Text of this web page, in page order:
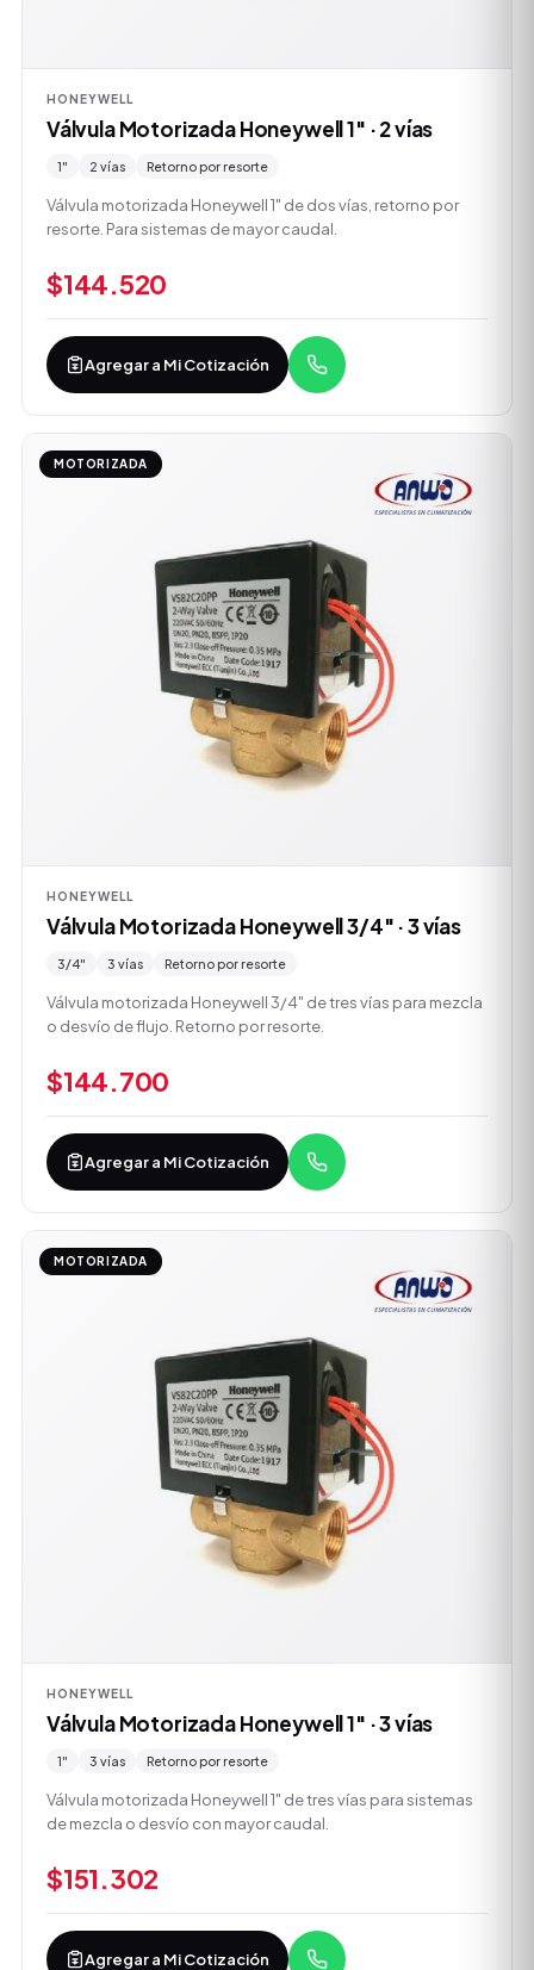
HONEYWELL
Válvula Motorizada Honeywell 1" · 2 vías
1" 2 vías Retorno por resorte
Válvula motorizada Honeywell 1" de dos vías, retorno por
resorte. Para sistemas de mayor caudal.
$144.520
Agregar a Mi Cotización
MOTORIZADA
HONEYWELL
Válvula Motorizada Honeywell 3/4" · 3 vías
3/4" 3 vías Retorno por resorte
Válvula motorizada Honeywell 3/4" de tres vías para mezcla
o desvío de flujo. Retorno por resorte.
$144.700
Agregar a Mi Cotización
MOTORIZADA
HONEYWELL
Válvula Motorizada Honeywell 1" · 3 vías
1" 3 vías Retorno por resorte
Válvula motorizada Honeywell 1" de tres vías para sistemas
de mezcla o desvío con mayor caudal.
$151.302
Agregar a Mi Cotización